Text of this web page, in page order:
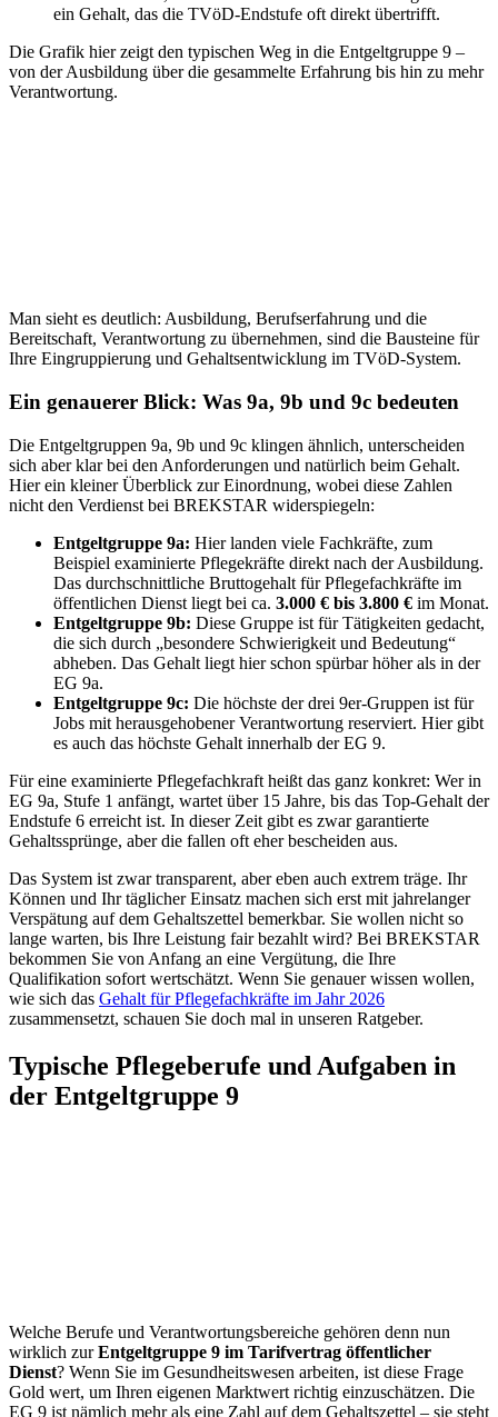
ein Gehalt, das die TVöD-Endstufe oft direkt übertrifft.
Die Grafik hier zeigt den typischen Weg in die Entgeltgruppe 9 –
von der Ausbildung über die gesammelte Erfahrung bis hin zu mehr
Verantwortung.
Man sieht es deutlich: Ausbildung, Berufserfahrung und die
Bereitschaft, Verantwortung zu übernehmen, sind die Bausteine für
Ihre Eingruppierung und Gehaltsentwicklung im TVöD-System.
Ein genauerer Blick: Was 9a, 9b und 9c bedeuten
Die Entgeltgruppen 9a, 9b und 9c klingen ähnlich, unterscheiden
sich aber klar bei den Anforderungen und natürlich beim Gehalt.
Hier ein kleiner Überblick zur Einordnung, wobei diese Zahlen
nicht den Verdienst bei BREKSTAR widerspiegeln:
Entgeltgruppe 9a: Hier landen viele Fachkräfte, zum
Beispiel examinierte Pflegekräfte direkt nach der Ausbildung.
Das durchschnittliche Bruttogehalt für Pflegefachkräfte im
öffentlichen Dienst liegt bei ca. 3.000 € bis 3.800 € im Monat.
Entgeltgruppe 9b: Diese Gruppe ist für Tätigkeiten gedacht,
die sich durch „besondere Schwierigkeit und Bedeutung“
abheben. Das Gehalt liegt hier schon spürbar höher als in der
EG 9a.
Entgeltgruppe 9c: Die höchste der drei 9er-Gruppen ist für
Jobs mit herausgehobener Verantwortung reserviert. Hier gibt
es auch das höchste Gehalt innerhalb der EG 9.
Für eine examinierte Pflegefachkraft heißt das ganz konkret: Wer in
EG 9a, Stufe 1 anfängt, wartet über 15 Jahre, bis das Top-Gehalt der
Endstufe 6 erreicht ist. In dieser Zeit gibt es zwar garantierte
Gehaltssprünge, aber die fallen oft eher bescheiden aus.
Das System ist zwar transparent, aber eben auch extrem träge. Ihr
Können und Ihr täglicher Einsatz machen sich erst mit jahrelanger
Verspätung auf dem Gehaltszettel bemerkbar. Sie wollen nicht so
lange warten, bis Ihre Leistung fair bezahlt wird? Bei BREKSTAR
bekommen Sie von Anfang an eine Vergütung, die Ihre
Qualifikation sofort wertschätzt. Wenn Sie genauer wissen wollen,
wie sich das Gehalt für Pflegefachkräfte im Jahr 2026
zusammensetzt, schauen Sie doch mal in unseren Ratgeber.
Typische Pflegeberufe und Aufgaben in
der Entgeltgruppe 9
Welche Berufe und Verantwortungsbereiche gehören denn nun
wirklich zurEntgeltgruppe 9 im Tarifvertrag öffentlicher
Dienst? Wenn Sie im Gesundheitswesen arbeiten, ist diese Frage
Gold wert, um Ihren eigenen Marktwert richtig einzuschätzen. Die
EG 9 ist nämlich mehr als eine Zahl auf dem Gehaltszettel – sie steht